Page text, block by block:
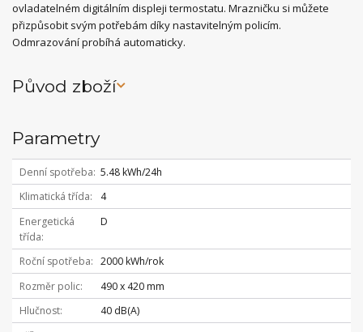
ovladatelném digitálním displeji termostatu. Mrazničku si můžete
přizpůsobit svým potřebám díky nastavitelným policím.
Odmrazování probíhá automaticky.
Původ zboží
Parametry
Denní spotřeba 5.48 kWh/24h
Klimatická třída
4
Energetická
třída
D
Roční spotřeba
2000 kWh/rok
Rozměr polic
490 x 420 mm
Hlučnost
40 dB(A)